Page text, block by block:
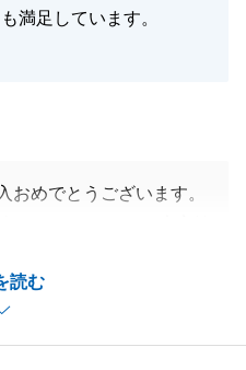
満足しています。
読む
おめでとうございます。
下さい。